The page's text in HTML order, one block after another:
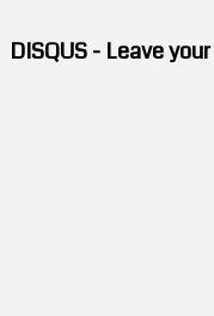
DISQUS - Leave